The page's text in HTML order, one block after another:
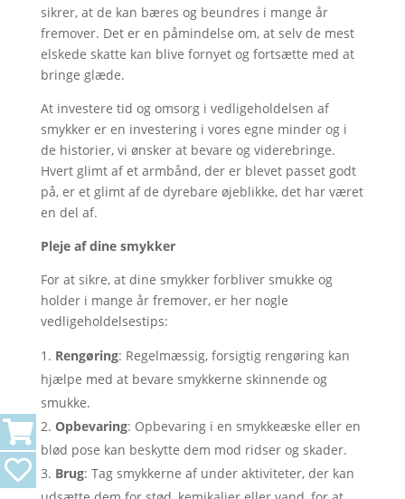
sikrer, at de kan bæres og beundres i mange år
fremover. Det er en påmindelse om, at selv de mest
elskede skatte kan blive fornyet og fortsætte med at
bringe glæde.
At investere tid og omsorg i vedligeholdelsen af
smykker er en investering i vores egne minder og i
de historier, vi ønsker at bevare og viderebringe.
Hvert glimt af et armbånd, der er blevet passet godt
på, er et glimt af de dyrebare øjeblikke, det har været
en del af.
Pleje af dine smykker
For at sikre, at dine smykker forbliver smukke og
holder i mange år fremover, er her nogle
vedligeholdelsestips:
Rengøring: Regelmæssig, forsigtig rengøring kan
hjælpe med at bevare smykkerne skinnende og
smukke.
Opbevaring: Opbevaring i en smykkeæske eller en
blød pose kan beskytte dem mod ridser og skader.
Brug: Tag smykkerne af under aktiviteter, der kan